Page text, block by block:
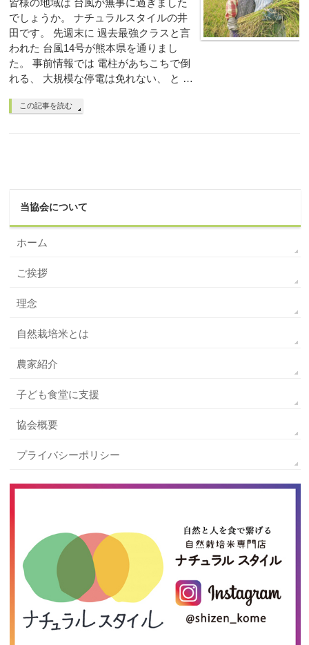
皆様の地域は 台風が無事に過ぎました
でしょうか。 ナチュラルスタイルの井
田です。 先週末に 過去最強クラスと言
われた 台風14号が熊本県を通りまし
た。 事前情報では 電柱があちこちで倒
れる、 大規模な停電は免れない、 と …
この記事を読む
当協会について
ホーム
ご挨拶
理念
自然栽培米とは
農家紹介
子ども食堂に支援
協会概要
プライバシーポリシー